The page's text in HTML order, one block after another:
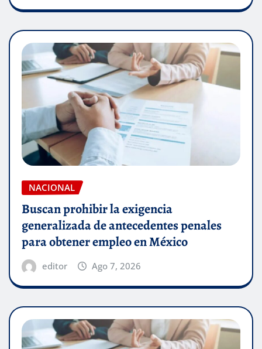
NACIONAL
Buscan prohibir la exigencia
generalizada de antecedentes penales
para obtener empleo en México
editor Ago 7, 2026